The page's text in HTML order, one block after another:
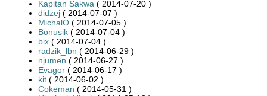
Kapitan Sakwa ( 2014-07-20 )
didzej ( 2014-07-07 )
MichalO ( 2014-07-05 )
Bonusik ( 2014-07-04 )
bix ( 2014-07-04 )
radzik_lbn ( 2014-06-29 )
njumen ( 2014-06-27 )
Evagor ( 2014-06-17 )
kit ( 2014-06-02 )
Cokeman ( 2014-05-31 )